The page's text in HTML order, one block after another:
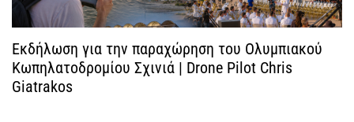
ω
ν
Εκδήλωση για την παραχώρηση του Ολυμπιακού
Κωπηλατοδρομίου Σχινιά | Drone Pilot Chris
Giatrakos